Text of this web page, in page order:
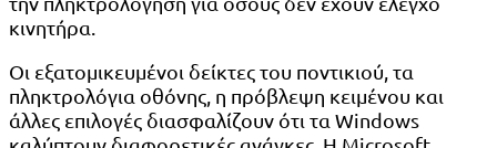
κινητήρα.
Οι εξατομικευμένοι δείκτες του ποντικιού, τα
πληκτρολόγια οθόνης, η πρόβλεψη κειμένου και
άλλες επιλογές διασφαλίζουν ότι τα Windows